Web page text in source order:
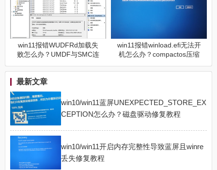
win11报错WUDFRd加载失
败怎么办？UMDF与SMC连
win11报错winload.efi无法开
机怎么办？compactos压缩
最新文章
win10/win11蓝屏UNEXPECTED_STORE_EX
CEPTION怎么办？磁盘驱动修复教程
win10/win11开启内存完整性导致蓝屏且winre
丢失修复教程